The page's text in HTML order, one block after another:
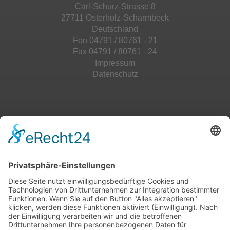
Carl-Schurz-Strasse 8
27711 Osterholz-Scharmbeck
Deutschland
Fon 04791 / 80761 - 21
Fax 04791 / 80761 - 24
Impressum
Datenschutz
Jahrescharts
Top 100